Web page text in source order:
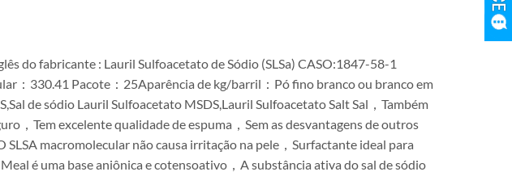
do fabricante : Lauril Sulfoacetato de Sódio (SLSa) CASO:1847-58-1
：330.41 Pacote：25Aparência de kg/barril‍：Pó fino branco ou branco em
de sódio Lauril Sulfoacetato MSDS,Lauril Sulfoacetato Salt Sal，Também
，Tem excelente qualidade de espuma，Sem as desvantagens de outros
SLSA macromolecular não causa irritação na pele，Surfactante ideal para
é uma base aniônica e cotensoativo，A substância ativa do sal de sódio